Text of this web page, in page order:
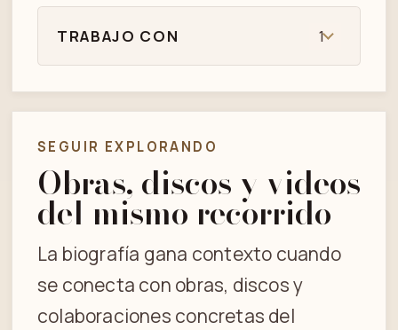
TRABAJO CON 1
SEGUIR EXPLORANDO
Obras, discos y videos
del mismo recorrido
La biografía gana contexto cuando
se conecta con obras, discos y
colaboraciones concretas del